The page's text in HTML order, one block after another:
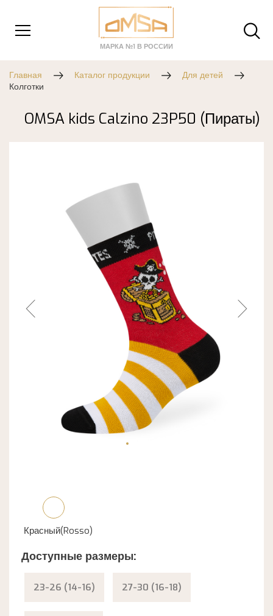
МАРКА №1 В РОССИИ
Главная Каталог продукции
Для детей
Колготки
OMSA kids Calzino 23P50 (Пираты)
Красный(Rosso)
Доступные размеры:
23-26 (14-16) 27-30 (16-18)